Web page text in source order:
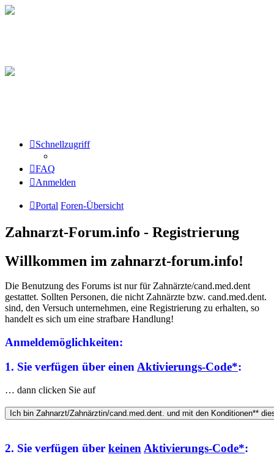
Schnellzugriff
FAQ
Anmelden
Portal Foren-Übersicht
Zahnarzt-Forum.info - Registrierung
Willkommen im zahnarzt-forum.info!
Die Benutzung des Forums ist nur für Zahnärzte/cand.med.dent
gestattet. Sollten Personen, die nicht Zahnärzte bzw. cand.med.dent.
sind, den Versuch unternehmen, eine Registrierung zu erhalten, so
handelt es sich um eine strafbare Handlung!
Anmeldemöglichkeiten:
1. Sie verfügen über einen Aktivierungs-Code*:
… dann clicken Sie auf
2. Sie verfügen über keinen Aktivierungs-Code*: